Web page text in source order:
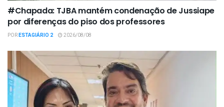
#Chapada: TJBA mantém condenação de Jussiape
por diferenças do piso dos professores
PORESTAGIÁRIO 2 2026/08/08